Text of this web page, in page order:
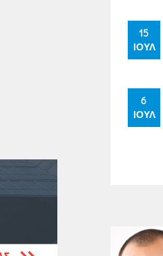
15
ΙΟΎΛ
6
ΙΟΎΛ